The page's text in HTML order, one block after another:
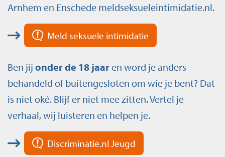
Arnhem en Enschede meldseksueleintimidatie.nl.
Meld seksuele intimidatie
Ben jij onder de 18 jaaren word je anders
behandeld of buitengesloten om wie je bent? Dat
is niet oké. Blijf er niet mee zitten. Vertel je
verhaal, wij luisteren en helpen je.
Discriminatie.nl Jeugd